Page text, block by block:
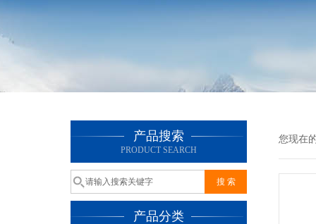
产品搜索
PRODUCT SEARCH
产品分类
您现在